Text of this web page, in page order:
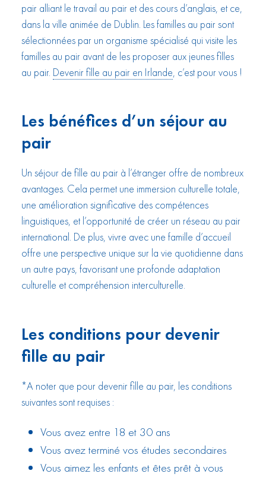
pair alliant le travail au pair et des cours d’anglais, et ce,
dans la ville animée de Dublin. Les familles au pair sont
sélectionnées par un organisme spécialisé qui visite les
familles au pair avant de les proposer aux jeunes filles
au pair. Devenir fille au pair en Irlande, c’est pour vous !
Les bénéfices d’un séjour au
pair
Un séjour de fille au pair à l’étranger offre de nombreux
avantages. Cela permet une immersion culturelle totale,
une amélioration significative des compétences
linguistiques, et l’opportunité de créer un réseau au pair
international. De plus, vivre avec une famille d’accueil
offre une perspective unique sur la vie quotidienne dans
un autre pays, favorisant une profonde adaptation
culturelle et compréhension interculturelle.
Les conditions pour devenir
fille au pair
*A noter que pour devenir fille au pair, les conditions
suivantes sont requises :
Vous avez entre 18 et 30 ans
Vous avez terminé vos études secondaires
Vous aimez les enfants et êtes prêt à vous